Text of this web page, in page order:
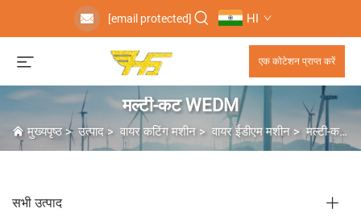
[email protected] HI
एक कोटेशन प्राप्त करें
मल्टी-कट WEDM
मुख्यपृष्ठ> उत्पाद> वायर कटिंग मशीन > वायर ईडीएम मशीन > मल्टी-कट WEDM
सभी उत्पाद